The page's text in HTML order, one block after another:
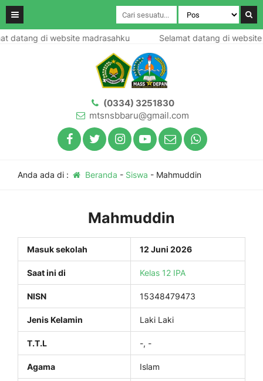
datang di website madrasahku Selamat datang di website
(0334) 3251830
mtsnsbbaru@gmail.com
Anda ada di : Beranda - Siswa - Mahmuddin
Mahmuddin
Masuk sekolah 12 Juni 2026
Saat ini di Kelas 12 IPA
NISN 15348479473
Jenis Kelamin Laki Laki
T.T.L -, -
Agama Islam